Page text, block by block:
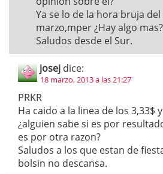
Ya se lo de la hora bruja
marzo,mper ¿Hay algo mas?
Saludos desde el Sur.
josej dice:
18 marzo, 2013 a las 21:27
PRKR
Ha caido a la linea de los 3,33$
¿alguien sabe si es por
es por otra razon?
Saludos a los que estan de
bolsin no descansa.